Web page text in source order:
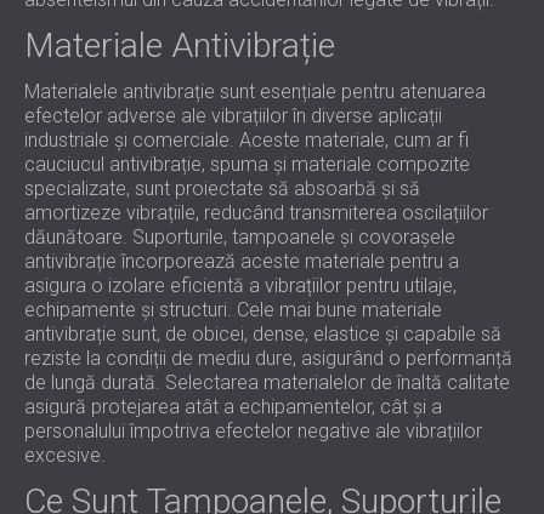
Materiale Antivibrație
Materialele antivibrație sunt esențiale pentru atenuarea
efectelor adverse ale vibrațiilor în diverse aplicații
industriale și comerciale. Aceste materiale, cum ar fi
cauciucul antivibrație, spuma și materiale compozite
specializate, sunt proiectate să absoarbă și să
amortizeze vibrațiile, reducând transmiterea oscilațiilor
dăunătoare. Suporturile, tampoanele și covorașele
antivibrație încorporează aceste materiale pentru a
asigura o izolare eficientă a vibrațiilor pentru utilaje,
echipamente și structuri. Cele mai bune materiale
antivibrație sunt, de obicei, dense, elastice și capabile să
reziste la condiții de mediu dure, asigurând o performanță
de lungă durată. Selectarea materialelor de înaltă calitate
asigură protejarea atât a echipamentelor, cât și a
personalului împotriva efectelor negative ale vibrațiilor
excesive.
Ce Sunt Tampoanele, Suporturile